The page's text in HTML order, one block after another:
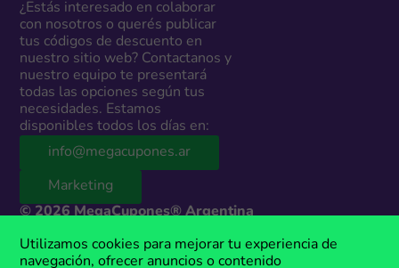
¿Estás interesado en colaborar
con nosotros o querés publicar
tus códigos de descuento en
nuestro sitio web? Contactanos y
nuestro equipo te presentará
todas las opciones según tus
necesidades. Estamos
disponibles todos los días en:
info@megacupones.ar
Marketing
© 2026 MegaCupones® Argentina
Este sitio web contiene enlaces de afiliados a productos y servicios de
terceros. Si realizás una compra a través de estos enlaces, podemos
Utilizamos cookies para mejorar tu experiencia de
navegación, ofrecer anuncios o contenido